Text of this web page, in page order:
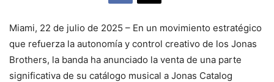
Miami, 22 de julio de 2025 – En un movimiento estratégico
que refuerza la autonomía y control creativo de los Jonas
Brothers, la banda ha anunciado la venta de una parte
significativa de su catálogo musical a Jonas Catalog